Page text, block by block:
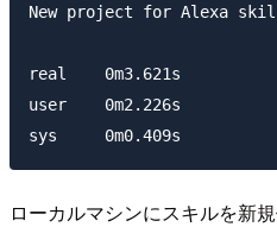
New project for Alexa
real	0m3.621s
user	0m2.226s
ローカルマシンにスキルを新